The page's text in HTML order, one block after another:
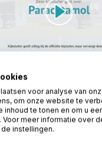
voor analyse van
om onze website te
inhoud te tonen en om u
Voor meer informatie over
instellingen.